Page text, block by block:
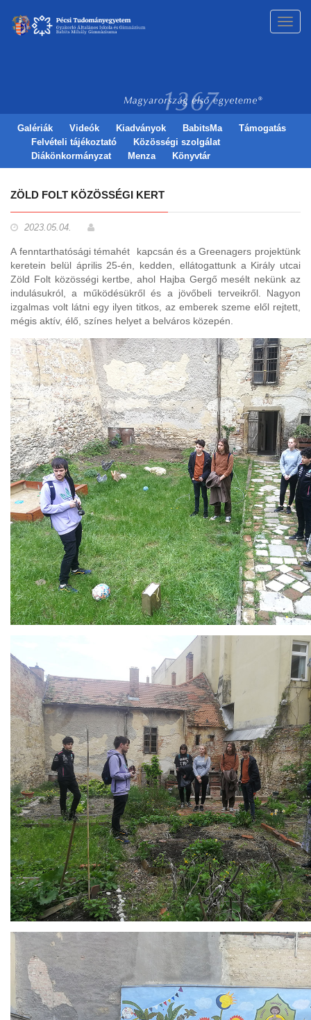
Galériák Videók Kiadványok BabitsMa
Támogatás
Felvételi tájékoztató
Közösségi szolgálat
Diákönkormányzat
Menza Könyvtár
ZÖLD FOLT KÖZÖSSÉGI KERT
2023.05.04.
A fenntarthatósági témahét kapcsán és a Greenagers projektünk
keretein belül április 25-én, kedden, ellátogattunk a Király utcai
Zöld Folt közösségi kertbe, ahol Hajba Gergő mesélt nekünk az
indulásukról, a működésükről és a jövőbeli terveikről. Nagyon
izgalmas volt látni egy ilyen titkos, az emberek szeme elől rejtett,
mégis aktív, élő, színes helyet a belváros közepén.